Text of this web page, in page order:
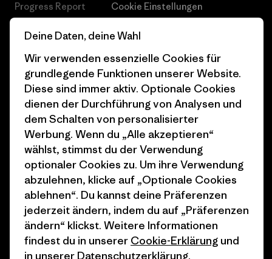
Progress Report
Business Unusual
Klimaziele
1% For The Planet
Wie wir finanzieren
Geschenkgutscheine
Stores in deiner
Nähe
Cookie Einstellungen
Karriere
Pressekontakt
Industry program
Affiliate-Programm
Patagonia Österreich
Seitenverzeichnis
© 2026 Patagonia, Inc. All Rights Reserved.
Deine Daten, deine Wahl
Wir verwenden essenzielle Cookies für
grundlegende Funktionen unserer Website.
Diese sind immer aktiv. Optionale Cookies
dienen der Durchführung von Analysen und
dem Schalten von personalisierter
Werbung. Wenn du „Alle akzeptieren“
wählst, stimmst du der Verwendung
optionaler Cookies zu. Um ihre Verwendung
abzulehnen, klicke auf „Optionale Cookies
ablehnen“. Du kannst deine Präferenzen
jederzeit ändern, indem du auf „Präferenzen
ändern“ klickst. Weitere Informationen
findest du in unserer Cookie-Erklärung und
in unserer Datenschutzerklärung.